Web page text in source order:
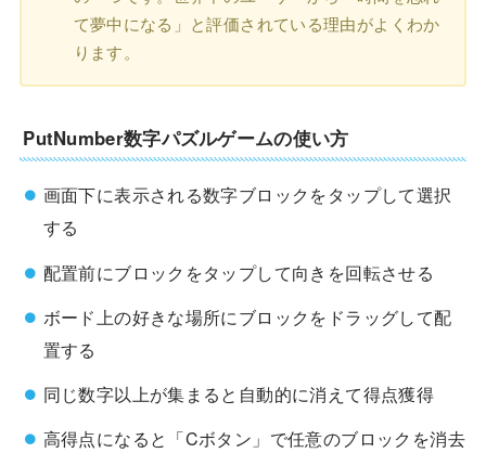
て夢中になる」と評価されている理由がよくわか
ります。
PutNumber数字パズルゲームの使い方
画面下に表示される数字ブロックをタップして選択
する
配置前にブロックをタップして向きを回転させる
ボード上の好きな場所にブロックをドラッグして配
置する
同じ数字以上が集まると自動的に消えて得点獲得
高得点になると「Cボタン」で任意のブロックを消去